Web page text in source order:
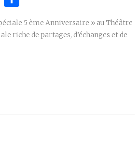
5 ème Anniversaire » au Théâtre
riche de partages, d’échanges et de